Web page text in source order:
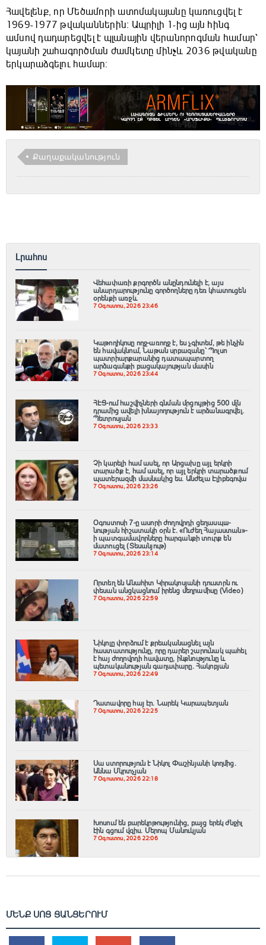
Հավելենք, որ Մեծամորի ատոմակայանը կառուցվել է
1969-1977 թվականներին։ Ապրիլի 1-ից այն հինգ
ամսով դադարեցվել է պլանային վերանորոգման համար՝
կայանի շահագործման ժամկետը մինչև 2036 թվականը
երկարաձգելու համար։
Քաղաքականություն
Լրահոս
Վեհափառի քրգործն անընդունելի է, այս
անարդարությունը գործողները դեռ կհատուցեն
օրենքի առջև
7 Օգոստոս, 2026 23:46
Կաթողիկոսը ողջ-առողջ է, ես չգիտեմ, թե ինչին
են հավակնում, Նաթան սրբազանը՝ Պոլսո
պատրիարքարանից դատապարտող
արձագանքի բացակայության մասին
7 Օգոստոս, 2026 23:44
ՀԷՑ-ում հաշվիչների գնման մրցույթից 500 մլն
դրամից ավելի խնայողություն է արձանագրվել.
Պետրոսյան
7 Օգոստոս, 2026 23:33
Չի կարելի համ ասել, որ Արցախը այլ երկրի
տարածք է, համ ասել, որ այլ երկրի տարածքում
պատերազմի մասնակից ես. Անժելա Էլիբեգովա
7 Օգոստոս, 2026 23:26
Օգոստոսի 7-ը ասորի ժողովրդի ցեղասպш-
նության հիշատակի օրն է․ «Ուժեղ Հայաստան»-
ի պատգամավորները հարգանքի տուրք են
մատուցել (Տեսանյութ)
7 Օգոստոս, 2026 23:14
Որտեղ են Անահիտ Կիրակոսյանի դուստրն ու
փեսան անցկացնում իրենց մեղրամիսը (Video)
7 Օգոստոս, 2026 22:59
Նիկոլը փորձում է քրեականացնել այն
հաստատությունը, որը դարեր շարունակ պահել
է հայ ժողովրդի հավատը, ինքնությունը և
պետականության գաղափարը. Հակոբյան
7 Օգոստոս, 2026 22:49
Դատավորը հայ էր․ Նարեկ Կարապետյան
7 Օգոստոս, 2026 22:25
Սա ստորություն է Նիկոլ Փաշինյանի կողմից․
Աննա Մկրտչյան
7 Օգոստոս, 2026 22:18
Խոսում են բարեկրթությունից, բայց երեկ ժնջիլ
էին գցում վզիս. Մերոպ Մանուկյան
7 Օգոստոս, 2026 22:06
ՄԵՆՔ ՍՈՑ ՑԱՆՑԵՐՈՒՄ